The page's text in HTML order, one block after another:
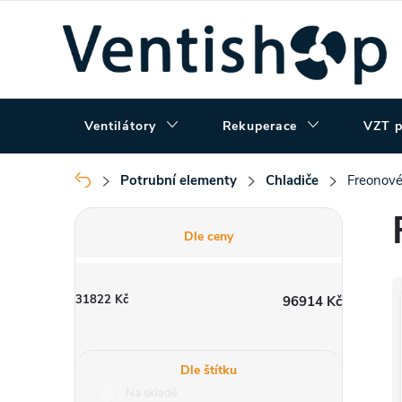
Ventilátory Rekuperace VZT
Domů
Potrubní elementy Chladiče
P
s
Dle ceny
31822 Kč 96914 Kč
Dle štítku